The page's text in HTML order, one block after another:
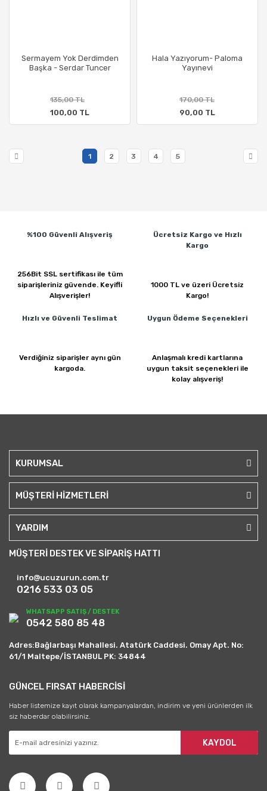
Sermayem Yok Derdimden
Başka - Serdar Tuncer
135,00 TL
100,00 TL
Hala Yazıyorum- Paloma
Yayınevi
170,00 TL
90,00 TL
1 2 3 4 5
%100 Güvenli Alışveriş
256Bit SSL sertifikası ile tüm
siparişleriniz güvende. Keyifli
Alışverişler!
Ücretsiz Kargo ve Hızlı
Kargo
1000 TL ve üzeri Ücretsiz
Kargo!
Hızlı ve Güvenli Teslimat
Verdiğiniz siparişler aynı gün
kargoda.
Uygun Ödeme Seçenekleri
Anlaşmalı kredi kartlarına
uygun taksit seçenekleri ile
kolay alışveriş!
KURUMSAL
MÜŞTERİ HİZMETLERİ
YARDIM
MÜŞTERİ DESTEK VE SİPARİŞ HATTI
info@ucuzurun.com.tr
0216 533 03 05
WHATSAPP SATIŞ / DESTEK
0542 580 85 48
Adres:Bağlarbaşı Mahallesi. Atatürk Caddesi. Omay Apt. No:
61/1 Maltepe/İSTANBUL PK: 34844
GÜNCEL FIRSAT HABERCİSİ
Haber listemize kayıt olarak kampanyalardan, indirim ve yeni ürünlerden ilk
siz haberdar olabilirsiniz.
KAYDOL